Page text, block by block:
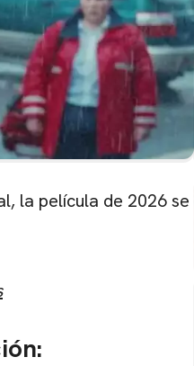
la película de 2026 se